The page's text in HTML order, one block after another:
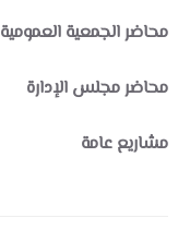
محاضر الجمعية العمومية
محاضر مجلس الإدارة
مشاريع عامة